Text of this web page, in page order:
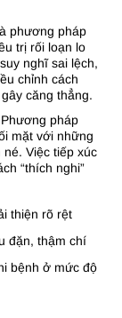
phương pháp
trị rối loạn lo
nghĩ sai lệch,
chỉnh cách
căng thẳng.
pháp
mặt với những
Việc tiếp xúc
“thích nghi”
thiện rõ rệt
đặn, thậm chí
bệnh ở mức độ